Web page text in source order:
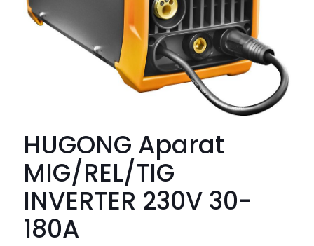
HUGONG Aparat
MIG/REL/TIG
INVERTER 230V 30-
180A